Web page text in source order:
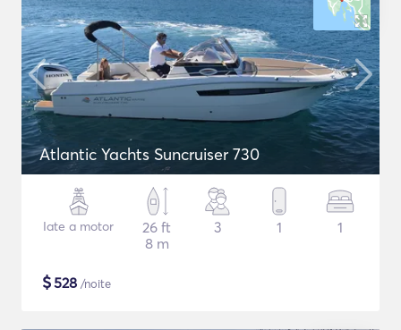
Atlantic Yachts Suncruiser 730
Iate a motor
26 ft
8 m
3 1 1
$528 /noite